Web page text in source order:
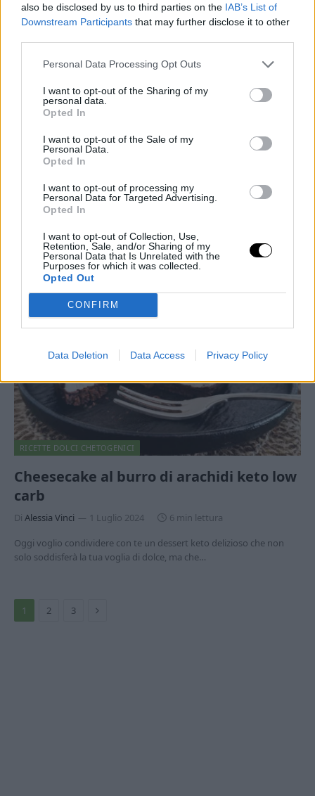
also be disclosed by us to third parties on the IAB’s List of
Downstream Participants that may further disclose it to other
Personal Data Processing Opt Outs
I want to opt-out of the Sharing of my
personal data.
Opted In
I want to opt-out of the Sale of my
Personal Data.
Opted In
I want to opt-out of processing my
Personal Data for Targeted Advertising.
Opted In
I want to opt-out of Collection, Use,
Retention, Sale, and/or Sharing of my
Personal Data that Is Unrelated with the
Purposes for which it was collected.
Opted Out
CONFIRM
Data Deletion Data Access Privacy Policy
Cheesecake keto con fiocchi di latte
Se stai cercando una ricetta che soddisfi la tua voglia di dolce senza
compromettere il tuo stile di vita keto,…
RICETTE DOLCI CHETOGENICI
Cheesecake al burro di arachidi keto low
carb
Di Alessia Vinci 1 Luglio 2024
6 min lettura
Oggi voglio condividere con te un dessert keto delizioso che non
solo soddisferà la tua voglia di dolce, ma che…
1 2 3 Prossimo